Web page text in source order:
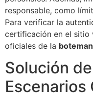
responsable, como
Para verificar la
certificación en el sitio
oficiales de la
Solución
Escenarios